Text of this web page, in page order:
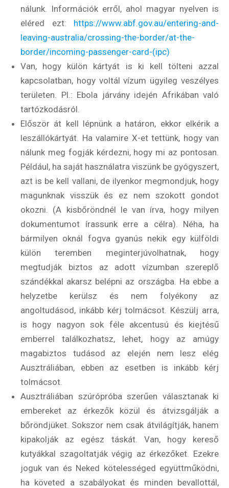
nálunk. Információk erről, ahol magyar nyelven is
eléred ezt: https://www.abf.gov.au/entering-and-
leaving-australia/crossing-the-border/at-the-
border/incoming-passenger-card-(ipc)
Van, hogy külön kártyát is ki kell tölteni azzal
kapcsolatban, hogy voltál vízum ügyileg veszélyes
területen. Pl.: Ebola járvány idején Afrikában való
tartózkodásról.
Először át kell lépnünk a határon, ekkor elkérik a
leszállókártyát. Ha valamire X-et tettünk, hogy van
nálunk meg fogják kérdezni, hogy mi az pontosan.
Például, ha saját használatra viszünk be gyógyszert,
azt is be kell vallani, de ilyenkor megmondjuk, hogy
magunknak visszük és ez nem szokott gondot
okozni. (A kisbőröndnél le van írva, hogy milyen
dokumentumot írassunk erre a célra). Néha, ha
bármilyen oknál fogva gyanús nekik egy külföldi
külön teremben meginterjúvolhatnak, hogy
megtudják biztos az adott vízumban szereplő
szándékkal akarsz belépni az országba. Ha ebbe a
helyzetbe kerülsz és nem folyékony az
angoltudásod, inkább kérj tolmácsot. Készülj arra,
is hogy nagyon sok féle akcentusú és kiejtésű
emberrel találkozhatsz, lehet, hogy az amúgy
magabiztos tudásod az elején nem lesz elég
Ausztráliában, ebben az esetben is inkább kérj
tolmácsot.
Ausztráliában szúrópróba szerűen választanak ki
embereket az érkezők közül és átvizsgálják a
bőröndjüket. Sokszor nem csak átvilágítják, hanem
kipakolják az egész táskát. Van, hogy kereső
kutyákkal szagoltatják végig az érkezőket. Ezekre
joguk van és Neked kötelességed együttműködni,
ha követed a szabályokat és minden bevallottál,